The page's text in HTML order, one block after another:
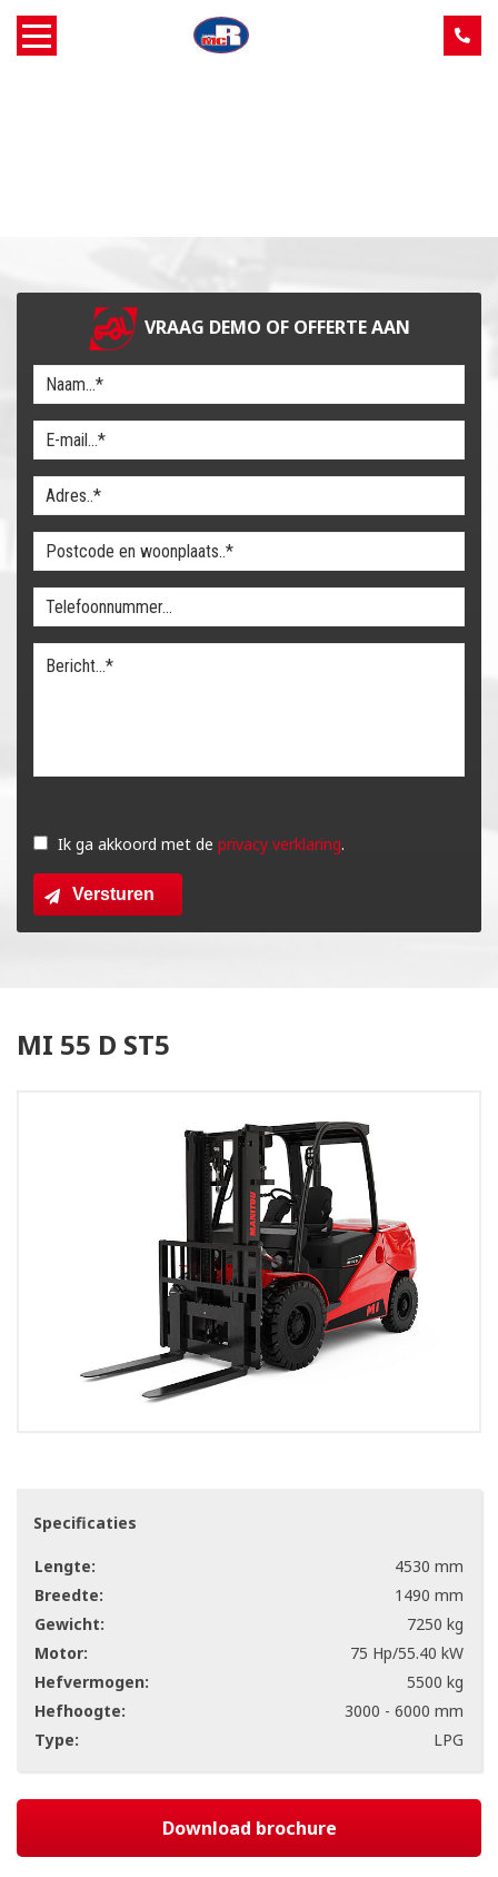
Service
Machine aanbod
Nieuws
Contact
VRAAG DEMO OF OFFERTE AAN
dit
veld
leeg
Ik ga akkoord met de privacy verklaring.
Versturen
MI 55 D ST5
Specificaties
Lengte:
4530 mm
Breedte:
1490 mm
Gewicht:
7250 kg
Motor:
75 Hp/55.40 kW
Hefvermogen:
5500 kg
Hefhoogte:
3000 - 6000 mm
Type:
LPG
Download brochure